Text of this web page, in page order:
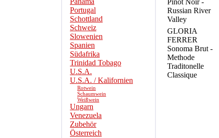
Portugal
Schottland
Schweiz
Slowenien
Spanien
Südafrika
Trinidad Tobago
U.S.A.
U.S.A. / Kalifornien
Rotwein
Schaumwein
Weißwein
Ungarn
Venezuela
Zubehör
Österreich
Pinot Noir -
Russian River
Valley
GLORIA
FERRER
Sonoma Brut -
Methode
Traditonelle
Classique